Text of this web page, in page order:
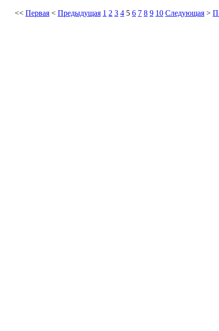
<< Первая < Предыдущая 1 2 3 4 5 6 7 8 9 10 Следующая >